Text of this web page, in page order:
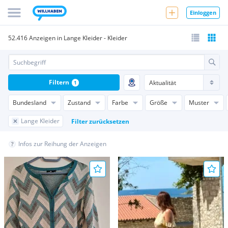
Einloggen
52.416 Anzeigen in Lange Kleider - Kleider
Bundesland Zustand Farbe Größe Muster
Lange Kleider Filter zurücksetzen
Filtern 1
Infos zur Reihung der Anzeigen